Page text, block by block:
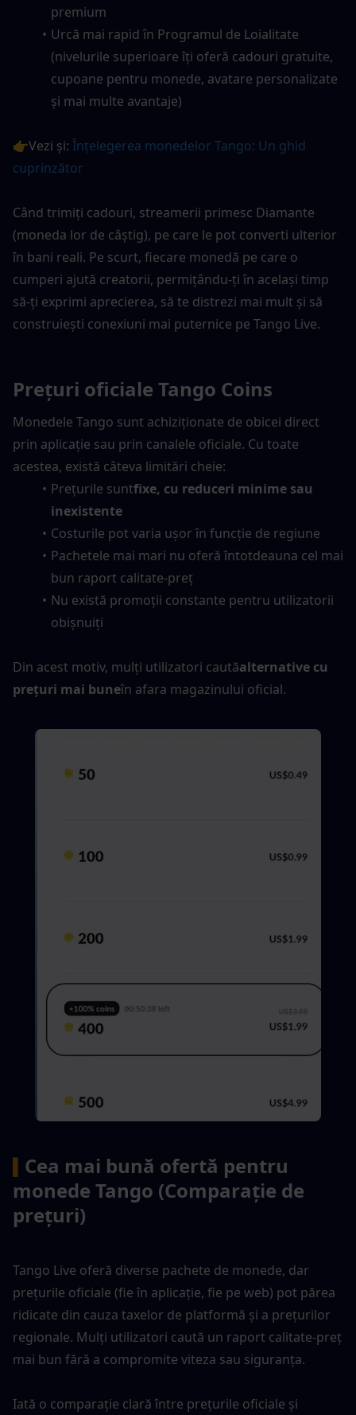
premium
Urcă mai rapid în Programul de Loialitate
(nivelurile superioare îți oferă cadouri gratuite,
cupoane pentru monede, avatare personalizate
și mai multe avantaje)
👉Vezi și: Înțelegerea monedelor Tango: Un ghid
cuprinzător
Când trimiți cadouri, streamerii primesc Diamante
(moneda lor de câștig), pe care le pot converti ulterior
în bani reali. Pe scurt, fiecare monedă pe care o
cumperi ajută creatorii, permițându-ți în același timp
să-ți exprimi aprecierea, să te distrezi mai mult și să
construiești conexiuni mai puternice pe Tango Live.
Prețuri oficiale Tango Coins
Monedele Tango sunt achiziționate de obicei direct
prin aplicație sau prin canalele oficiale. Cu toate
acestea, există câteva limitări cheie:
Prețurile suntfixe, cu reduceri minime sau
inexistente
Costurile pot varia ușor în funcție de regiune
Pachetele mai mari nu oferă întotdeauna cel mai
bun raport calitate-preț
Nu există promoții constante pentru utilizatorii
obișnuiți
Din acest motiv, mulți utilizatori cautăalternative cu
prețuri mai buneîn afara magazinului oficial.
Cea mai bună ofertă pentru
monede Tango (Comparație de
prețuri)
Tango Live oferă diverse pachete de monede, dar
prețurile oficiale (fie în aplicație, fie pe web) pot părea
ridicate din cauza taxelor de platformă și a prețurilor
regionale. Mulți utilizatori caută un raport calitate-preț
mai bun fără a compromite viteza sau siguranța.
Iată o comparație clară între prețurile oficiale și